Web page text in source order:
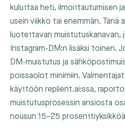
kuluttaa heti, ilmoittautumisen
usein viikko tai enemmän. Tänä
luotettavan muistutuskanavan,
Instagram-DM:n lisäksi toinen.
DM-muistutus ja
poissaolot minimiin.
käyttöön replient.ai:ssa,
muistutusprosessin ansiosta
nousun 15–25